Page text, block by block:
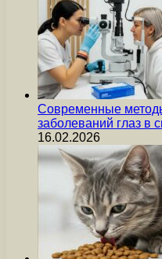
Современные
заболеваний глаз в
16.02.2026